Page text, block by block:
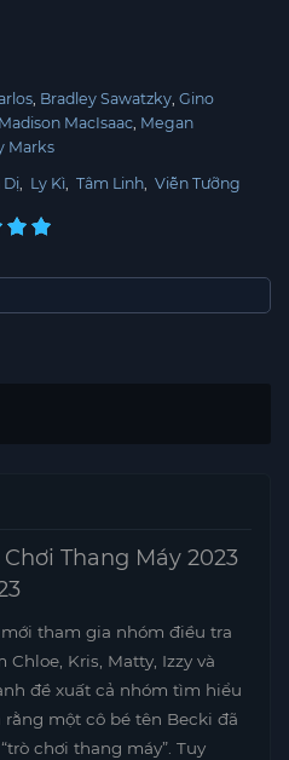
Bradley Sawatzky Gino
Madison MacIsaac Megan
Marks
Dị, Ly Kì, Tâm Linh, Viễn Tưỡng
Thang Máy 2023
tham gia nhóm điều tra
Kris, Matty, Izzy và
đề xuất cả nhóm tìm hiểu
một cô bé tên Becki đã
chơi thang máy”. Tuy